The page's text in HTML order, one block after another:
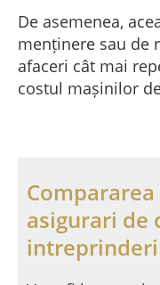
De asemenea,
menținere sau de
afaceri cât mai
costul mașinilor
asigurari de
intreprinderi